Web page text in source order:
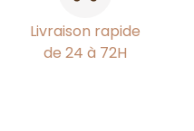
Livraison rapide
de 24 à 72H